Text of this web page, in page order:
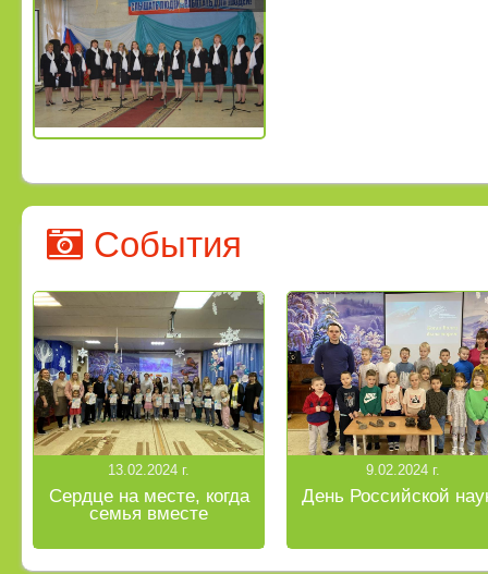
События
13.02.2024 г.
Сердце на месте, когда
семья вместе
9.02.2024 г.
День Российской